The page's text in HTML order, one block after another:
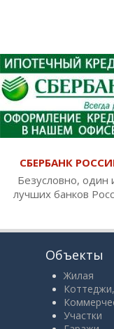
СБЕРБАНК
Безусловно, один
лучших банков
Объекты
Жилая
Участки